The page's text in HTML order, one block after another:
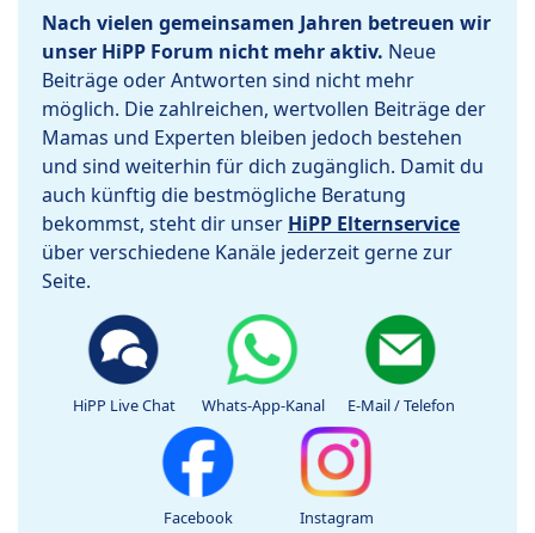
Nach vielen gemeinsamen Jahren betreuen wir
unser HiPP Forum nicht mehr aktiv. Neue
Beiträge oder Antworten sind nicht mehr
möglich. Die zahlreichen, wertvollen Beiträge der
Mamas und Experten bleiben jedoch bestehen
und sind weiterhin für dich zugänglich. Damit du
auch künftig die bestmögliche Beratung
bekommst, steht dir unser HiPP Elternservice
über verschiedene Kanäle jederzeit gerne zur
Seite.
HiPP Live Chat Whats-App-Kanal E-Mail / Telefon
Facebook Instagram